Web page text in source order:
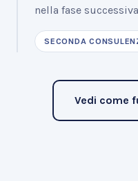
nella fase
SECONDA
Vedi come